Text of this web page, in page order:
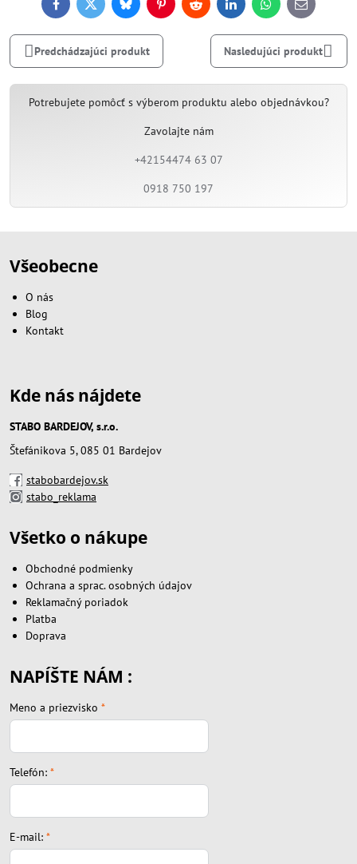
FacebookTwitterBlueskyPinterestReddit LinkedInWhatsApp
E-
mail
Predchádzajúci produkt Nasledujúci produkt
Potrebujete pomôcť s výberom produktu alebo objednávkou?
Zavolajte nám
+42154474 63 07
0918 750 197
Všeobecne
O nás
Blog
Kontakt
Kde nás nájdete
STABO BARDEJOV, s.r.o.
Štefánikova 5, 085 01 Bardejov
stabobardejov.sk
stabo_reklama
Všetko o nákupe
Obchodné podmienky
Ochrana a sprac. osobných údajov
Reklamačný poriadok
Platba
Doprava
NAPÍŠTE NÁM :
Meno a priezvisko *
Telefón: *
E-mail: *